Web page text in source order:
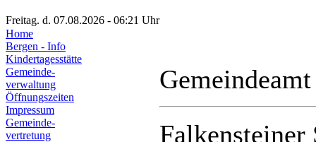
Freitag. d. 07.08.2026 - 06:21 Uhr
Home
Bergen - Info
Kindertagesstätte
Gemeinde-
verwaltung
Öffnungszeiten
Impressum
Gemeinde-
vertretung
Falkensteiner